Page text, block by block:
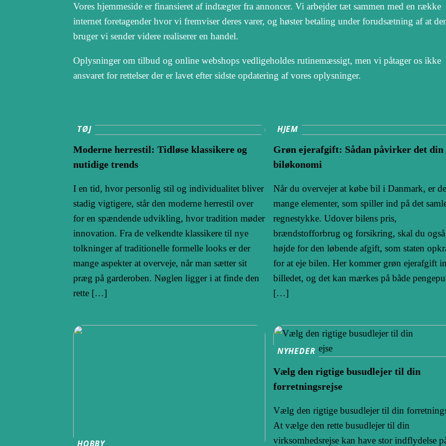
Vores hjemmeside er finansieret af indtægter fra annoncer. Vi arbejder tæt sammen med en række
internet foretagender hvor vi fremviser deres varer, og høster betaling under forudsætning af at
bruger vi sender videre realiserer en handel.
Oplysninger om tilbud og online webshops vedligeholdes rutinemæssigt, men vi påtager os ikke
ansvaret for rettelser der er lavet efter sidste opdatering af vores oplysninger.
TØJ
Moderne herrestil: Tidløse klassikere og
nutidige trends
I en tid, hvor personlig stil og individualitet bliver
stadig vigtigere, står den moderne herrestil over
for en spændende udvikling, hvor tradition møder
innovation. Fra de velkendte klassikere til nye
tolkninger af traditionelle formelle looks er der
mange aspekter at overveje, når man sætter sit
præg på garderoben. Nøglen ligger i at finde den
rette […]
HJEM
Grøn ejerafgift: Sådan påvirker det din
biløkonomi
Når du overvejer at købe bil i Danmark, er
mange elementer, som spiller ind på det
regnestykke. Udover bilens pris,
brændstofforbrug og forsikring, skal du også
højde for den løbende afgift, som staten
for at eje bilen. Her kommer grøn ejerafgift
billedet, og det kan mærkes på både
[…]
HOBBY
NYHEDER
Vælg den rigtige busudlejer til din
forretningsrejse
Vælg den rigtige busudlejer til din
At vælge den rette busudlejer til din
virksomhedsrejse kan have stor indflydelse